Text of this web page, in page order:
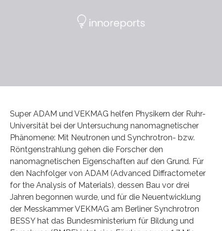
Super ADAM und VEKMAG helfen Physikern der Ruhr-
Universität bei der Untersuchung nanomagnetischer
Phänomene: Mit Neutronen und Synchrotron- bzw.
Röntgenstrahlung gehen die Forscher den
nanomagnetischen Eigenschaften auf den Grund. Für
den Nachfolger von ADAM (Advanced Diffractometer
for the Analysis of Materials), dessen Bau vor drei
Jahren begonnen wurde, und für die Neuentwicklung
der Messkammer VEKMAG am Berliner Synchrotron
BESSY hat das Bundesministerium für Bildung und